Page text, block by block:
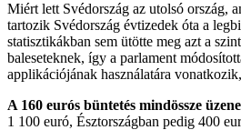
Miért lett Svédország az utolsó ország,
tartozik Svédország évtizedek óta a
statisztikákban sem ütötte meg azt a
baleseteknek, így a parlament
applikációjának használatára
A 160 eurós büntetés mindössze
1 100 euró, Észtországban pedig 400